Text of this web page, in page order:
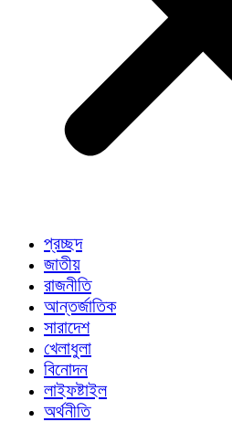
প্রচ্ছদ
জাতীয়
রাজনীতি
আন্তর্জাতিক
সারাদেশ
খেলাধুলা
বিনোদন
লাইফষ্টাইল
অর্থনীতি